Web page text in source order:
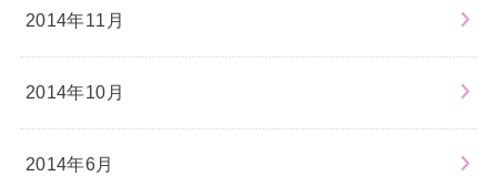
2014年11月
2014年10月
2014年6月